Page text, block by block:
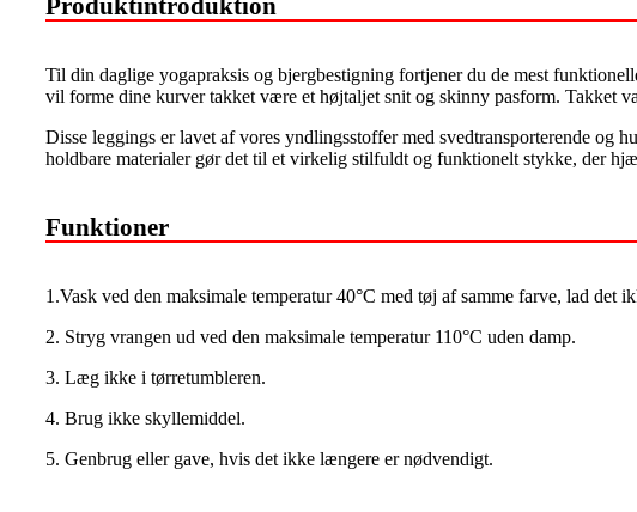
Produktintroduktion
Til din daglige yogapraksis og bjergbestigning fortjener du de mest
vil forme dine kurver takket være et højtaljet snit og skinny pasform. Takket
Disse leggings er lavet af vores yndlingsstoffer med svedtransporterende
holdbare materialer gør det til et virkelig stilfuldt og funktionelt stykke, der
Funktioner
1.Vask ved den maksimale temperatur 40°C med tøj af samme farve, lad det
2. Stryg vrangen ud ved den maksimale temperatur 110°C uden damp.
3. Læg ikke i tørretumbleren.
4. Brug ikke skyllemiddel.
5. Genbrug eller gave, hvis det ikke længere er nødvendigt.